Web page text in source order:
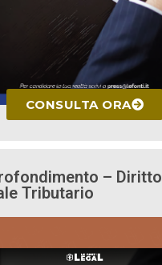
CONSULTA ORA
– Diritto
Tributario